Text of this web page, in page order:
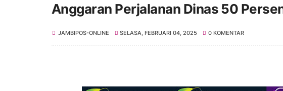
Anggaran Perjalanan Dinas 50
JAMBIPOS-ONLINE SELASA, FEBRUARI 04, 2025 0 KOMENTAR